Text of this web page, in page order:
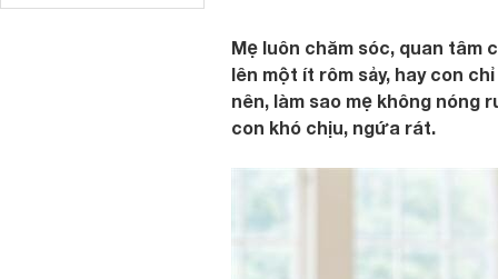
Mẹ luôn chăm sóc, quan
lên một ít rôm sảy, hay con
nên, làm sao mẹ không
con khó chịu, ngứa rát.